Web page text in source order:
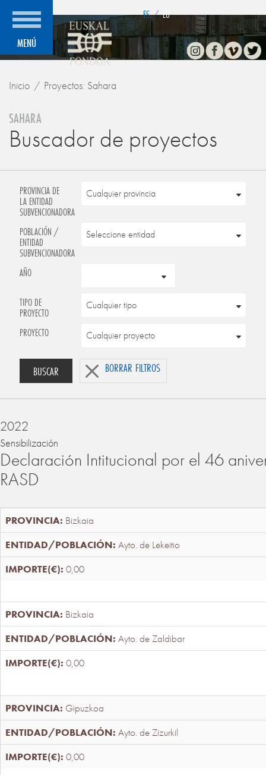
MENÚ
ES / EU
InstagramFacebook
Vimeo
Inicio Proyectos: Sahara
SAHARA
Buscador de proyectos
PROVINCIA DE
LA ENTIDAD
SUBVENCIONADORA
POBLACIÓN /
ENTIDAD
SUBVENCIONADORA
AÑO
TIPO DE
PROYECTO
PROYECTO
BUSCAR BORRAR FILTROS
2022
Sensibilización
Declaración Intitucional por el 46
RASD
Bizkaia
Ayto. de Lekeitio
0,00
Bizkaia
Ayto. de Zaldibar
0,00
Gipuzkoa
Ayto. de Zizurkil
0,00